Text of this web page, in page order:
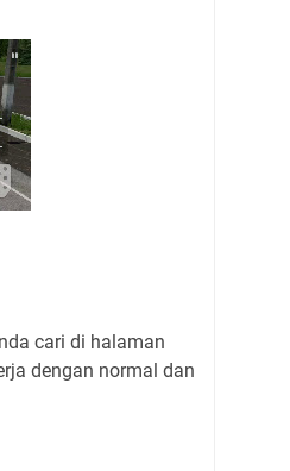
cari di halaman
dengan normal dan